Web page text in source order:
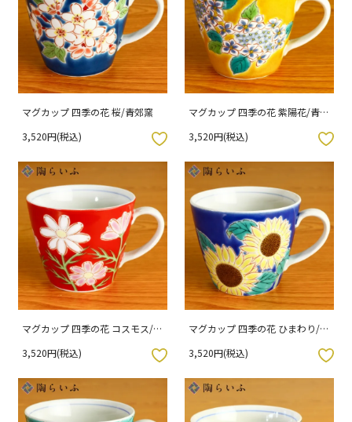
マグカップ 四季の花 桜/青郊窯
3,520円(税込)
マグカップ 四季の花 紫陽花/青郊
3,520円(税込)
お気に入りボタン
マグカップ 四季の花 コスモス/青
3,520円(税込)
マグカップ 四季の花 ひまわり/青
3,520円(税込)
お気に入りボタン